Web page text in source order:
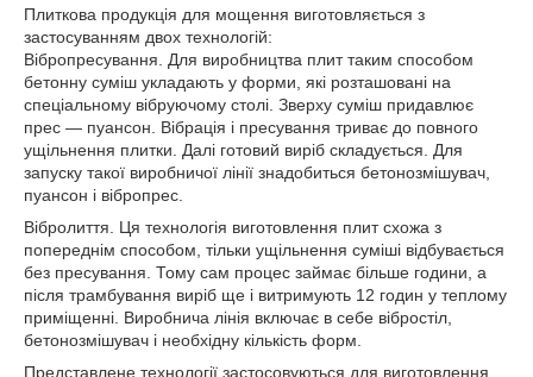
Плиткова продукція для мощення виготовляється з
застосуванням двох технологій:
Вібропресування. Для виробництва плит таким способом
бетонну суміш укладають у форми, які розташовані на
спеціальному вібруючому столі. Зверху суміш придавлює
прес — пуансон. Вібрація і пресування триває до повного
ущільнення плитки. Далі готовий виріб складується. Для
запуску такої виробничої лінії знадобиться бетонозмішувач,
пуансон і вібропрес.
Вібролиття. Ця технологія виготовлення плит схожа з
попереднім способом, тільки ущільнення суміші відбувається
без пресування. Тому сам процес займає більше години, а
після трамбування виріб ще і витримують 12 годин у теплому
приміщенні. Виробнича лінія включає в себе вібростіл,
бетонозмішувач і необхідну кількість форм.
Представлене технології застосовуються для виготовлення